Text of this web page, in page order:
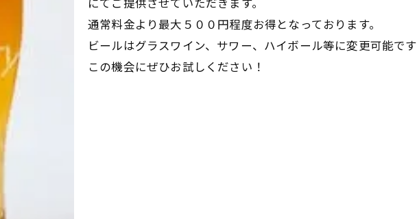
にてご提供させていただきます。
通常料金より最大５００円程度お得となっております。
ビールはグラスワイン、サワー、ハイボール等に変更可能です
この機会にぜひお試しください！